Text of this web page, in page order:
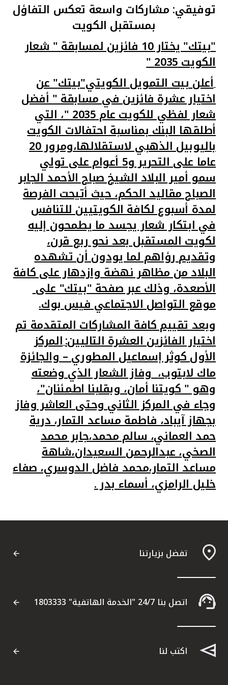
القنوات المصرفية
أدوات وخدمات
خدمات ما بعد البيع
اتصل بنا
مواقع الفروع وأجهزة الصرف الآلي
ألمانيا
ماليزيا
تركيا
مصر
المملكة المتحدة
مملكة البحرين
توفيقي: مشاركات واسعة تعكس التفاؤل
بمستقبل الكويت
"بيتك" يختار 10 فائزين لمسابقة " شعار
الكويت 2035 "
أعلن بيت التمويل الكويتي"بيتك" عن
اختيار عشرة فائزين في مسابقة " أفضل
شعار لفظي للكويت عام 2035 "، التي
أطلقها البنك بمناسبة احتفالات الكويت
باليوبيل الذهبي لاستقلالها،ومرور 20
عاما على التحرير و5 أعوام على تولي
سمو أمير البلاد الشيخ صباح الأحمد الجابر
الصباح مقاليد الحكم، حيث أتيحت الفرصة
لمدة أسبوع لكافة الكويتيين للتنافس
في ابتكار شعار يجسد ما يطمحون إليه
لكويت المستقبل بعد نحو ربع قرن،
وتقديم رؤاهم لما يودون أن تشهده
البلاد من مظاهر نهضة وازدهار على كافة
الأصعدة، وذلك عبر صفحة "بيتك" على
موقع التواصل الاجتماعي فيس بوك.
وبعد تقييم كافة المشاركات المتقدمة تم
اختيار الفائزين العشرة التاليين:المركز
الأول كوثر إسماعيل المطوري – والجائزة
ماك لابتوب، وفاز الشعار الذي وضعته
وهو " كويتنا أمان، وبقلبنا اطمئنان"،
وجاء في المركز الثاني وحتى العاشر وفاز
بجهاز آيباد، فاطمة مساعد التمار، درية
حمد العماني، سالم محمد،جابر محمد
الصخي، عبدالرحمن السعيدان،شاهة
مساعد التمار،محمد فاضل الدوسري، صفاء
خليل الرامزي، أسماء بدر .
تفضل بزيارتنا
اتصل بنا 24/7 "الخدمة الهاتفية" 1803333
اكتب لنا